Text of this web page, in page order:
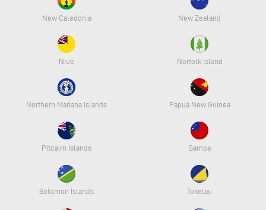
New Caledonia New Zealand
Niue Norfolk Island
Northern Mariana Islands Papua New Guinea
Pitcairn Islands Samoa
Solomon Islands Tokelau